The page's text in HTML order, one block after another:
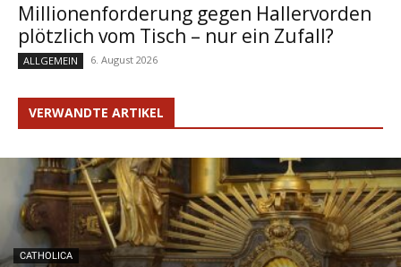
Millionenforderung gegen Hallervorden
plötzlich vom Tisch – nur ein Zufall?
ALLGEMEIN 6. August 2026
VERWANDTE ARTIKEL
CATHOLICA